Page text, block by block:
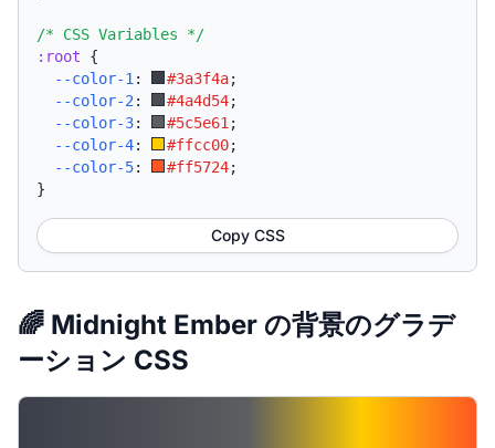
/* CSS Variables */
:root {
--color-1 : #3a3f4a;
--color-2 : #4a4d54;
--color-3: #5c5e61 ;
--color-4: #ffcc00;
--color-5: #ff5724;
}
Copy CSS
🌈 Midnight Ember の背景のグラデ
ーション CSS